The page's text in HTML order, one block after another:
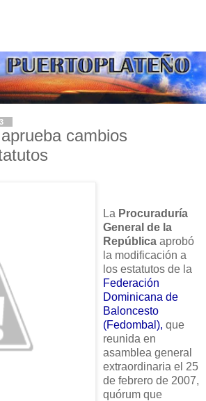
cambios
La Procuraduría
General de la
República aprobó
la modificación a
los estatutos de la
Federación
Dominicana de
Baloncesto
(Fedombal), que
reunida en
asamblea general
extraordinaria el 25
de febrero de 2007,
quórum que